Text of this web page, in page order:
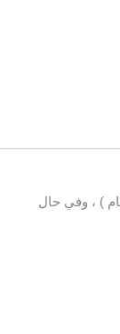
) ، وفي حال